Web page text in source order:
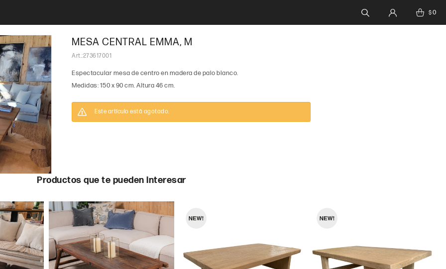
$0
MESA CENTRAL EMMA, M
273617001
Espectacular mesa de centro en madera de palo blanco.
Medidas: 150 x 90 cm. Altura 46 cm.
Este artículo está agotado.
Productos que te pueden interesar